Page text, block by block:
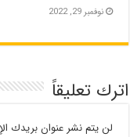
نوفمبر 29, 2022
اترك تعليقاً
لن يتم نشر عنوان بريدك